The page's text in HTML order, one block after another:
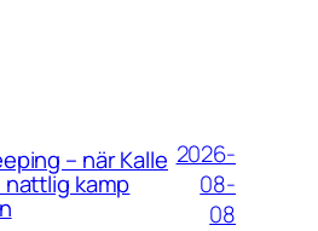
– när Kalle
nattlig kamp
2026-
08-
08